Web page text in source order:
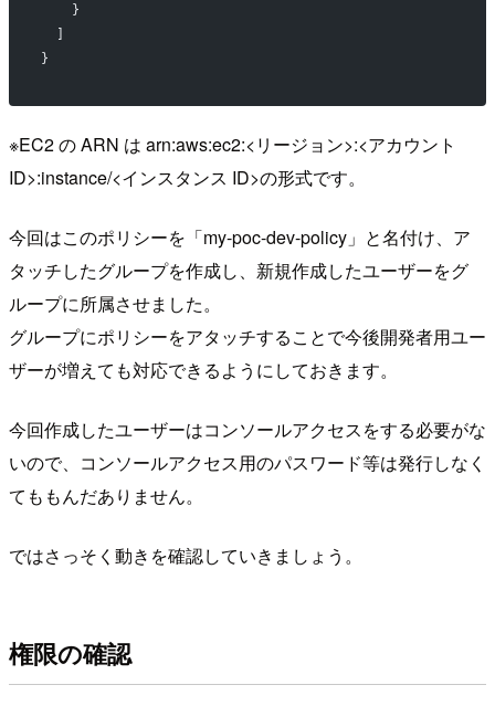
    }
  ]
}
※EC2 の ARN は arn:aws:ec2:<リージョン>:<アカウント
ID>:instance/<インスタンス ID>の形式です。
今回はこのポリシーを「my-poc-dev-policy」と名付け、ア
タッチしたグループを作成し、新規作成したユーザーをグ
ループに所属させました。
グループにポリシーをアタッチすることで今後開発者用ユー
ザーが増えても対応できるようにしておきます。
今回作成したユーザーはコンソールアクセスをする必要がな
いので、コンソールアクセス用のパスワード等は発行しなく
てももんだありません。
ではさっそく動きを確認していきましょう。
権限の確認